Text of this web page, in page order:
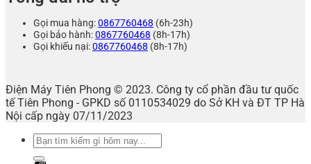
Gọi mua hàng:0867760468 (6h-23h)
Gọi bảo hành:0867760468 (8h-17h)
Gọi khiếu nại:0867760468 (8h-17h)
Điện Máy Tiên Phong © 2023. Công ty cổ phần đầu tư quốc
tế Tiên Phong - GPKD số 0110534029 do Sở KH và ĐT TP Hà
Nội cấp ngày 07/11/2023
Tìm